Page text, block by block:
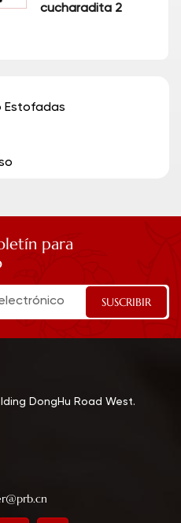
cucharadita 2
Estofadas
para
DongHu Road West.